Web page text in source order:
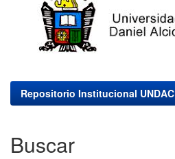
Repositorio Institucional UNDAC
Buscar